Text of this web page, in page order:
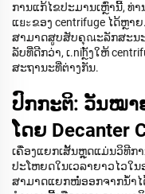
ການແກ້ໄຂປະມານເຫຼົ່ານີ້, ທ່
ແยะຂອງ centrifuge ໄດ້ຫຼາ
ສາມາດສູບສັບຄຸณະລັກສະນ
ລັບທີ່ດີກວ່າ, ເ.nihຼັງໃຫ້
ສະຖານະທີ່ຕ່າງກັນ.
ປົກກະຕິ: ວັນໝາ
ໂດຍ Decanter
ເຄື່ອງແຍກເສັ້ນຫຼຸດແມ່ນວິທີກ
ປະໂຫຍດໃນເວລາຍາວໄວໃ
ສາມາດແຍກໜໍ່ອອກຈາກນ້ຳໄ